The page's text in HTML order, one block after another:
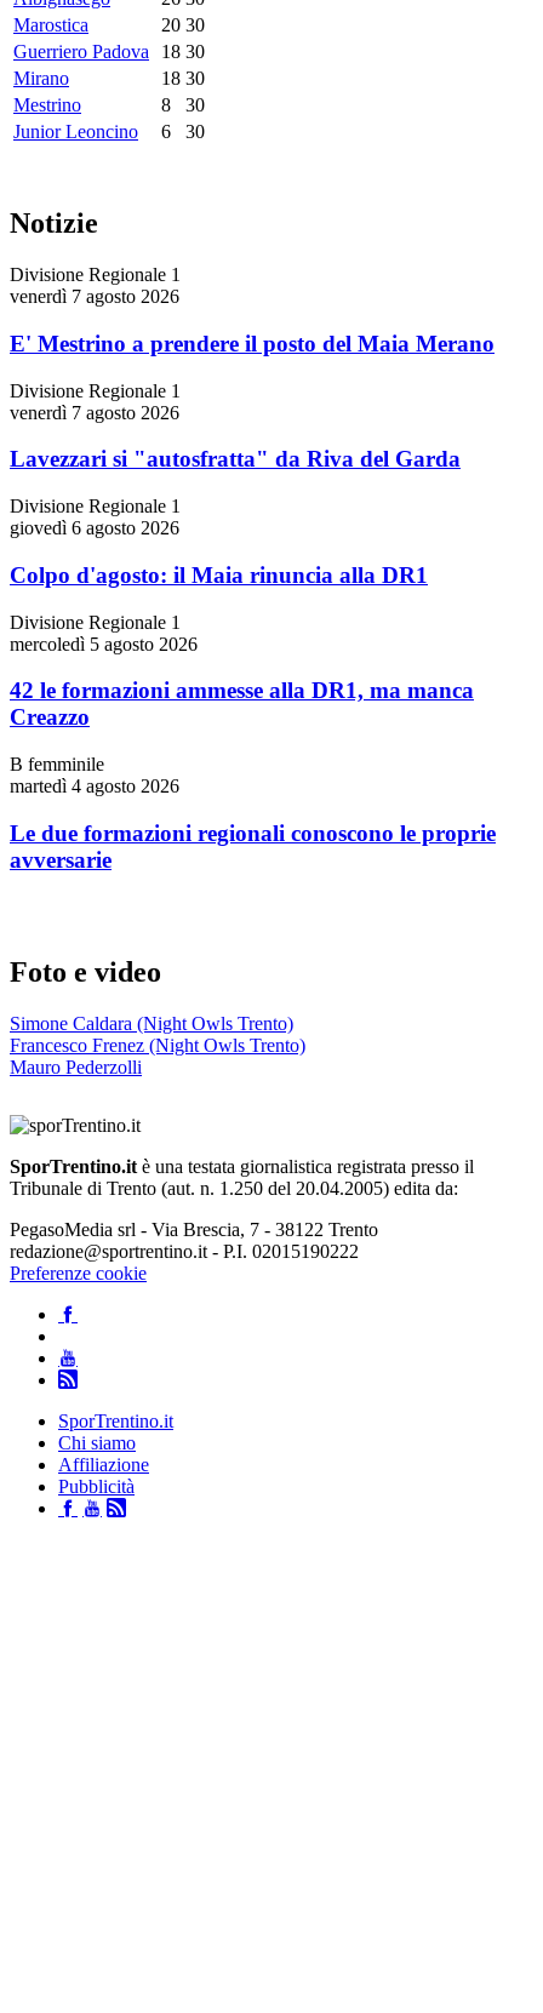
Marostica
20 30
Guerriero Padova
18 30
Mirano
18 30
Mestrino
8
30
Junior Leoncino
6 30
Notizie
Divisione Regionale 1
venerdì 7 agosto 2026
E' Mestrino a prendere il posto del Maia Merano
Divisione Regionale 1
venerdì 7 agosto 2026
Lavezzari si "autosfratta" da Riva del Garda
Divisione Regionale 1
giovedì 6 agosto 2026
Colpo d'agosto: il Maia rinuncia alla DR1
Divisione Regionale 1
mercoledì 5 agosto 2026
42 le formazioni ammesse alla DR1, ma manca
Creazzo
B femminile
martedì 4 agosto 2026
Le due formazioni regionali conoscono le proprie
avversarie
Foto e video
Simone Caldara (Night Owls Trento)
Francesco Frenez (Night Owls Trento)
Mauro Pederzolli
SporTrentino.it è una testata giornalistica registrata presso il
Tribunale di Trento (aut. n. 1.250 del 20.04.2005) edita da:
PegasoMedia srl - Via Brescia, 7 - 38122 Trento
redazione@sportrentino.it - P.I. 02015190222
Preferenze cookie
SporTrentino.it
Chi siamo
Affiliazione
Pubblicità